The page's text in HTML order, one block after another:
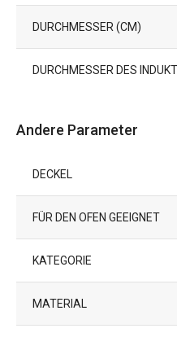
DURCHMESSER (CM)
DURCHMESSER DES
Andere Parameter
DECKEL
FÜR DEN OFEN GEEIGNET
KATEGORIE
MATERIAL